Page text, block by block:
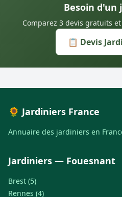
Besoin d'un
Comparez 3 devis gratuits
📋 Devis
🌻 Jardiniers France
Annuaire des jardiniers en
Jardiniers — Fouesnant
Brest (5)
Rennes (4)